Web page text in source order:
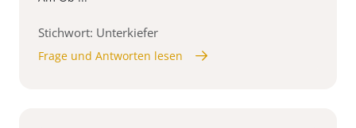
Stichwort: Unterkiefer
Frage und Antworten lesen